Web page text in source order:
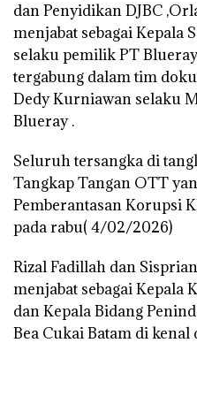
dan Penyidikan DJBC
menjabat sebagai Kepala
selaku pemilik PT
tergabung dalam tim
Dedy Kurniawan selaku
Blueray .
Seluruh tersangka di
Tangkap Tangan OTT
Pemberantasan Korupsi
pada rabu( 4/02/2026)
Rizal Fadillah dan
menjabat sebagai Kepala
dan Kepala Bidang
Bea Cukai Batam di